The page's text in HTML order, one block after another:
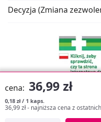
cena: 36,99 zł
0,18 zł / 1 kaps.
36,99 zł- najniższa cena z
Decyzja (Zmiana